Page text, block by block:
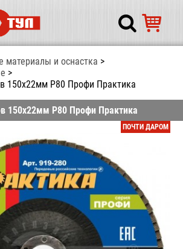
материалы и оснастка
150х22мм Р80 Профи Практика
150х22мм Р80 Профи Практика
ПОЧТИ ДАРОМ